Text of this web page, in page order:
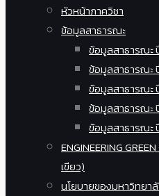
หัวหน้าภาควิชา
ข้อมูลสาธารณะ
ข้อมูลสาธารณะ
ข้อมูลสาธารณะ
ข้อมูลสาธารณะ
ข้อมูลสาธารณะ
ข้อมูลสาธารณะ
ENGINEERING
เขียว)
นโยบายของมหาวิทยา